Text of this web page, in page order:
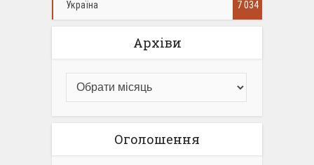
Україна 7 034
Архіви
Оголошення